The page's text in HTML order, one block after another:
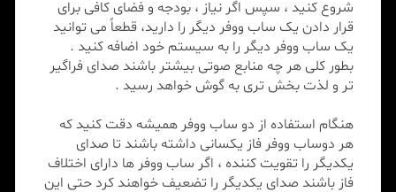
شروع کنید ، سپس اگر نیاز ، بودجه و فضای کافی برای
قرار دادن یک ساب ووفر دیگر را دارید، قطعاً می توانید
یک ساب ووفر دیگر را به سیستم خود اضافه کنید .
بطور کلی هر چه منابع صوتی بیشتر باشند صدای فراگیر
تر و لذت بخش تری به گوش خواهد رسید .
هنگام استفاده از دو ساب ووفر همیشه دقت کنید که
هر دوساب ووفر فاز یکسانی داشته باشند تا صدای
یکدیگر را تقویت کننده ، اگر ساب ووفر ها دارای اختلاف
فاز باشند صدای یکدیگر را تضعیف خواهند کرد حتی این